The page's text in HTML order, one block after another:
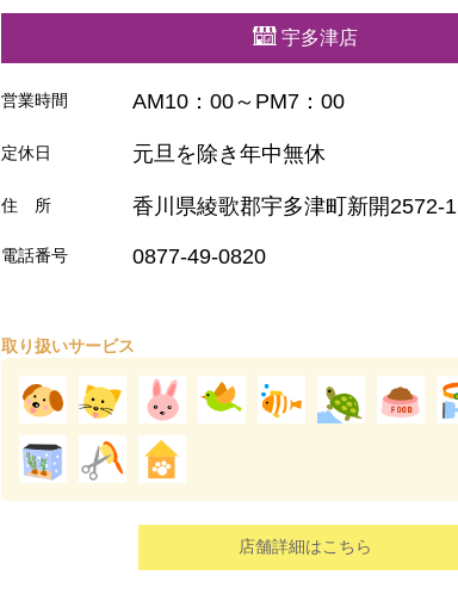
宇多津店
営業時間 AM10：00～PM7：00
定休日 元旦を除き年中無休
住 所 香川県綾歌郡宇多津町新開2572-1
電話番号 0877-49-0820
取り扱いサービス
店舗詳細はこちら